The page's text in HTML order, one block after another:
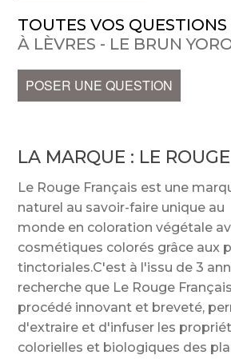
TOUTES VOS QUESTIONS
À LÈVRES - LE BRUN
POSER UNE QUESTION
LA MARQUE : LE
Le Rouge Français est une
naturel au savoir-faire unique au
monde en coloration végétale
cosmétiques colorés grâce aux
tinctoriales.C'est à l'issu de 3
recherche que Le Rouge
procédé innovant et breveté,
d'extraire et d'infuser les
colorielles et biologiques des